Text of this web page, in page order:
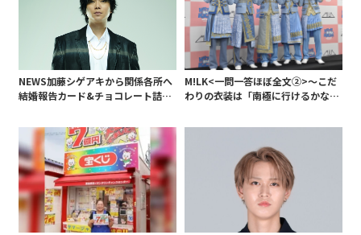
NEWS加藤シゲアキから関係各所へ
結婚報告カード&チョコレート詰め
も添えて
M!LK<一問一答ほぼ全文②>～こだ
わりの衣装は「南極に行けるかなと